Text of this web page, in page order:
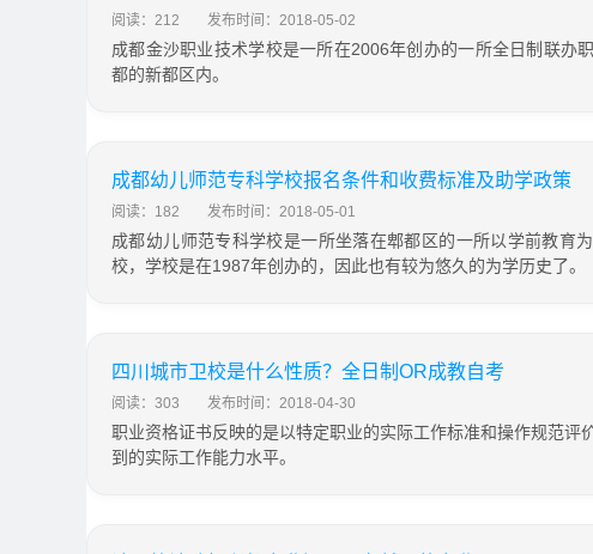
阅读：212 发布时间：2018-05-02
成都金沙职业技术学校是一所在2006年创办的一所全日制联办
都的新都区内。
成都幼儿师范专科学校报名条件和收费标准及助学政策
阅读：182 发布时间：2018-05-01
成都幼儿师范专科学校是一所坐落在郫都区的一所以学前教育
校，学校是在1987年创办的，因此也有较为悠久的为学历史了。
四川城市卫校是什么性质？全日制OR成教自考
阅读：303 发布时间：2018-04-30
职业资格证书反映的是以特定职业的实际工作标准和操作规范评
到的实际工作能力水平。